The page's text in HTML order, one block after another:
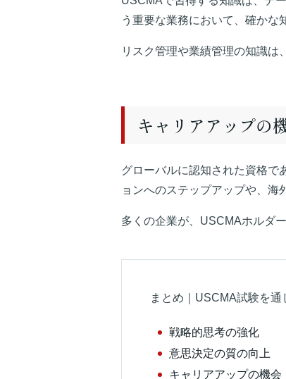
う重要な業務において、確かな
リスク管理や業績管理の知識は
キャリアアップの
グローバルに認知された資格で
ョンへのステップアップや、海
多くの企業が、USCMAホルダ
まとめ｜USCMA試験を
戦略的思考の強化
意思決定の質の向上
キャリアアップの機会